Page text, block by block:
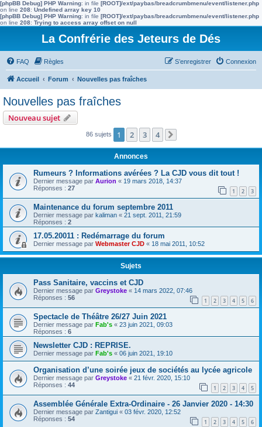
[phpBB Debug] PHP Warning: in file [ROOT]/ext/paybas/breadcrumbmenu/event/listener.php
on line 208: Undefined array key 10
[phpBB Debug] PHP Warning: in file [ROOT]/ext/paybas/breadcrumbmenu/event/listener.php
on line 208: Trying to access array offset on null
La Confrérie des Jeteurs de Dés
FAQ Règles Connexion
S’enregistrer
Accueil Forum Nouvelles pas fraîches
Nouvelles pas fraîches
Nouveau sujet
86 sujets 1 2 3 4
Annonces
Rumeurs ? Informations avérées ? La CJD vous dit tout !
Dernier message par Aurion « 19 mars 2018, 14:37
Réponses : 27 1 2 3
Maintenance du forum septembre 2011
Dernier message par kaliman « 21 sept. 2011, 21:59
Réponses : 2
17.05.20011 : Redémarrage du forum
Dernier message par Webmaster CJD « 18 mai 2011, 10:52
Sujets
Pass Sanitaire, vaccins et CJD
Dernier message par Greystoke « 14 mars 2022, 07:46
Réponses : 56 1 2 3 4 5 6
Spectacle de Théâtre 26/27 Juin 2021
Dernier message par Fab's « 23 juin 2021, 09:03
Réponses : 6
Newsletter CJD : REPRISE.
Dernier message par Fab's « 06 juin 2021, 19:10
Organisation d’une soirée jeux de sociétés au lycée agricole
Dernier message par Greystoke « 21 févr. 2020, 15:10
Réponses : 44 1 2 3 4 5
Assemblée Générale Extra-Ordinaire - 26 Janvier 2020 - 14:30
Dernier message par Zantigui « 03 févr. 2020, 12:52
Réponses : 54 1 2 3 4 5 6